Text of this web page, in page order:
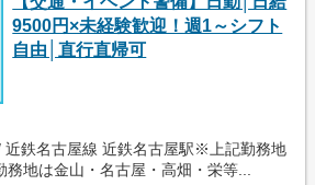
9500円×未経験歓迎！週1～シフト
自由│直行直帰可
近鉄名古屋線 近鉄名古屋駅※上記勤務地
務地は金山・名古屋・高畑・栄等...